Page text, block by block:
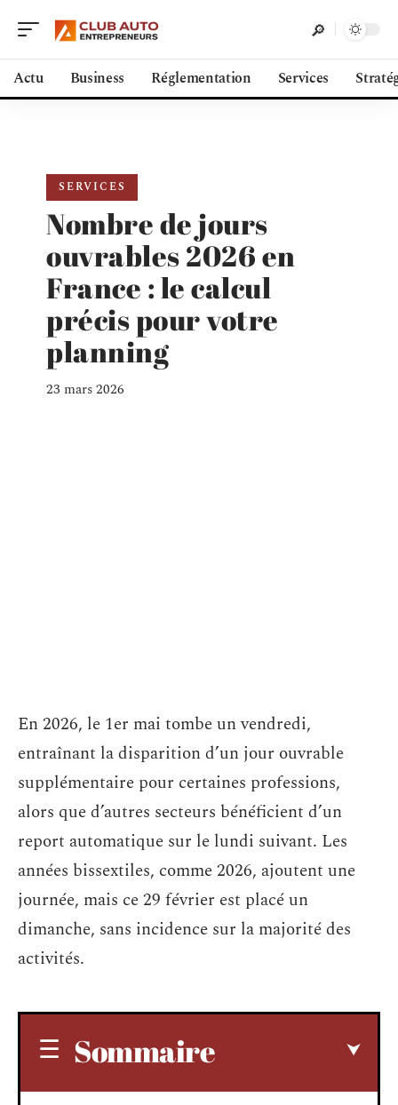
Actu Business Réglementation Services
SERVICES
Nombre de jours
ouvrables 2026 en
France : le calcul
précis pour votre
planning
23 mars 2026
En 2026, le 1er mai tombe un vendredi,
entraînant la disparition d’un jour ouvrable
supplémentaire pour certaines professions,
alors que d’autres secteurs bénéficient d’un
report automatique sur le lundi suivant. Les
années bissextiles, comme 2026, ajoutent une
journée, mais ce 29 février est placé un
dimanche, sans incidence sur la majorité des
activités.
Sommaire